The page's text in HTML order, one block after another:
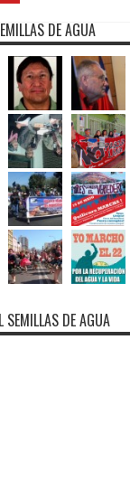
DE AGUA
SEMILLAS DE AGUA